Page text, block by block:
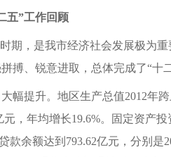
五”工作回顾
期，是我市经济社会发展极为
搏、锐意进取，总体完成了“十
幅提升。地区生产总值2012年
元，年均增长19.6%。固定资产
款余额达到793.62亿元，分别